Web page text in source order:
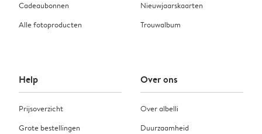
Cadeaubonnen
Alle fotoproducten
Nieuwjaarskaarten
Trouwalbum
Help
Prijsoverzicht
Grote bestellingen
Over ons
Over albelli
Duurzaamheid